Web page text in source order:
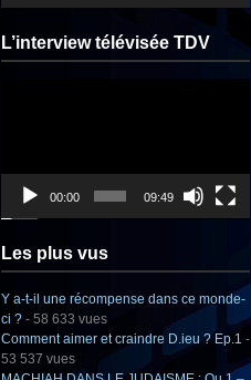
L’interview télévisée TDV
00:00 09:49
Les plus vus
Y a-t-il une récompense dans ce monde-
ci ? - 58 633 vues
Comment aimer et craindre D.ieu ? Ep.1 -
53 537 vues